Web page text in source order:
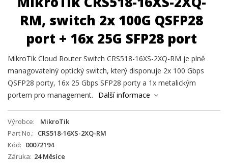
RM, switch 2x 100G QSFP28
port + 16x 25G SFP28 port
MikroTik Cloud Router Switch CRS518-16XS-2XQ-RM je plně
managovatelný optický switch, který disponuje 2x 100 Gbps
QSFP28 porty, 16x 25 Gbps SFP28 porty a 1x metalickým
portem pro management.
Další informace
Výrobce
MikroTik
Part No.
CRS518-16XS-2XQ-RM
Kód
00072194
Záruka 24 Měsíce